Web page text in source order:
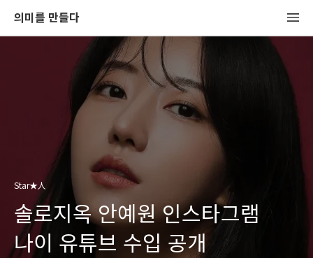
의미를 만들다
Star★人
솔로지옥 안예원 인스타그램
나이 유튜브 수입 공개